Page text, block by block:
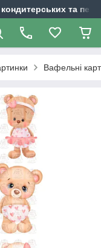
та
Вафельні